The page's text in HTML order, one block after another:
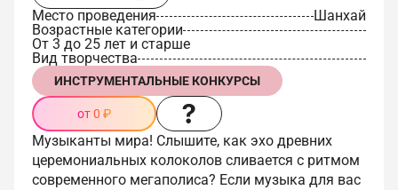
Место проведения
Шанхай
Возрастные категории
От 3 до 25 лет и старше
Вид творчества
ИНСТРУМЕНТАЛЬНЫЕ КОНКУРСЫ
от 0 ₽
Музыканты мира! Слышите, как эхо древних
церемониальных колоколов сливается с ритмом
современного мегаполиса? Если музыка для вас